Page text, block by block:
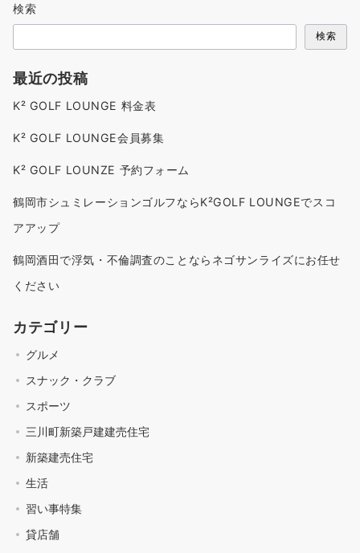
検索
検索
最近の投稿
K² GOLF LOUNGE 料金表
K² GOLF LOUNGE会員募集
K² GOLF LOUNZE 予約フォーム
鶴岡市シュミレーションゴルフならK²GOLF LOUNGEでスコ
アアップ
鶴岡酒田で浮気・不倫調査のことならネゴサンライズにお任せ
ください
カテゴリー
グルメ
スナック・クラブ
スポーツ
三川町新築戸建建売住宅
新築建売住宅
生活
習い事特集
貸店舗